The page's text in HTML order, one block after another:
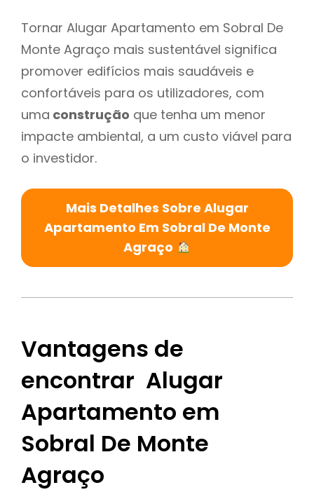
Tornar Alugar Apartamento em Sobral De
Monte Agraço mais sustentável significa
promover edifícios mais saudáveis e
confortáveis para os utilizadores, com
uma construção que tenha um menor
impacte ambiental, a um custo viável para
o investidor.
Mais Detalhes Sobre Alugar
Apartamento Em Sobral De Monte
Agraço
Vantagens de
encontrar Alugar
Apartamento em
Sobral De Monte
Agraço